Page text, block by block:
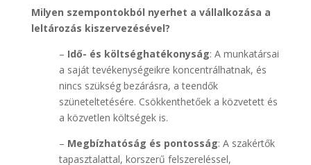
Milyen szempontokból nyerhet a vállalkozása a
leltározás kiszervezésével?
– Idő- és költséghatékonyság: A munkatársai
a saját tevékenységeikre koncentrálhatnak, és
nincs szükség bezárásra, a teendők
szüneteltetésére. Csökkenthetőek a közvetett és
a közvetlen költségek is.
– Megbízhatóság és pontosság: A szakértők
tapasztalattal, korszerű felszereléssel,